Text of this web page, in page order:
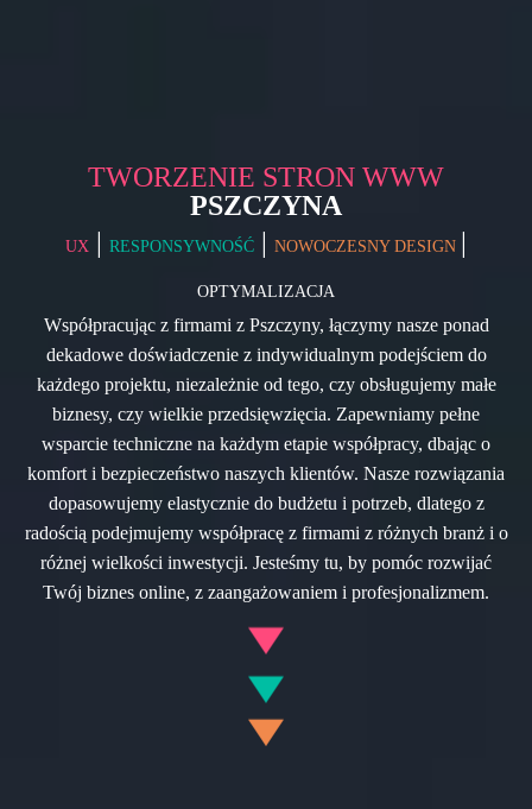
TWORZENIE STRON WWW
PSZCZYNA
UX | RESPONSYWNOŚĆ | NOWOCZESNY DESIGN |
OPTYMALIZACJA
Współpracując z firmami z Pszczyny, łączymy nasze ponad
dekadowe doświadczenie z indywidualnym podejściem do
każdego projektu, niezależnie od tego, czy obsługujemy małe
biznesy, czy wielkie przedsięwzięcia. Zapewniamy pełne
wsparcie techniczne na każdym etapie współpracy, dbając o
komfort i bezpieczeństwo naszych klientów. Nasze rozwiązania
dopasowujemy elastycznie do budżetu i potrzeb, dlatego z
radością podejmujemy współpracę z firmami z różnych branż i o
różnej wielkości inwestycji. Jesteśmy tu, by pomóc rozwijać
Twój biznes online, z zaangażowaniem i profesjonalizmem.